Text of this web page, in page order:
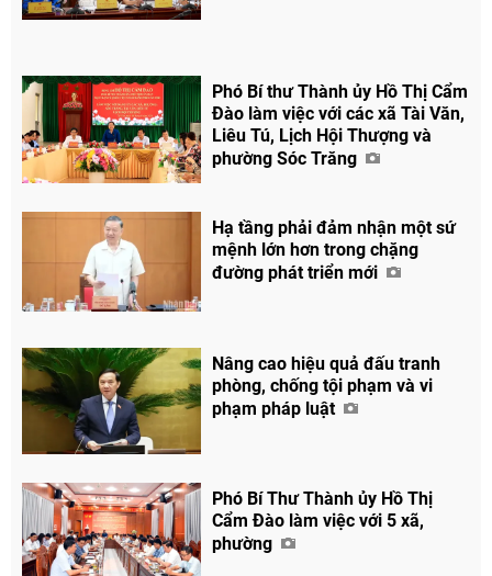
Phó Bí thư Thành ủy Hồ Thị Cẩm
Đào làm việc với các xã Tài Văn,
Liêu Tú, Lịch Hội Thượng và
phường Sóc Trăng
Hạ tầng phải đảm nhận một sứ
mệnh lớn hơn trong chặng
đường phát triển mới
Nâng cao hiệu quả đấu tranh
phòng, chống tội phạm và vi
phạm pháp luật
Phó Bí Thư Thành ủy Hồ Thị
Cẩm Đào làm việc với 5 xã,
phường